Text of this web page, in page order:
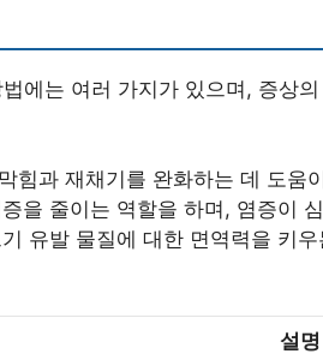
에는 여러 가지가 있으며, 증상
힘과 재채기를 완화하는 데 도움
을 줄이는 역할을 하며, 염증이
유발 물질에 대한 면역력을 키
설명